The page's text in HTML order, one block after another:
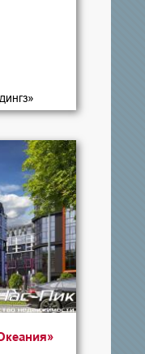
BYN
BYN
BYN